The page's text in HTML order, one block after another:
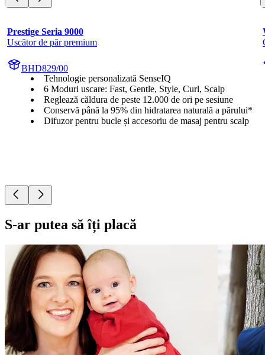
Prestige Seria 9000
Uscător de păr premium
BHD829/00
Tehnologie personalizată SenseIQ
6 Moduri uscare: Fast, Gentle, Style, Curl, Scalp
Reglează căldura de peste 12.000 de ori pe sesiune
Conservă până la 95% din hidratarea naturală a părului*
Difuzor pentru bucle și accesoriu de masaj pentru scalp
S-ar putea să îți placă